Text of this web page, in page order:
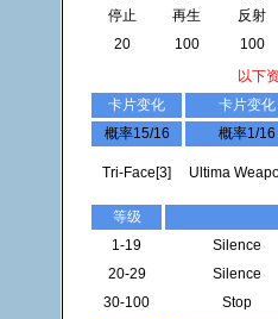
停止 再生
反射
20
100
100
以下
卡片变化
卡片变化
概率15/16
概率1/16
Tri-Face[3] Ultima
等级
1-19
Silence
20-29
Silence
30-100
Stop